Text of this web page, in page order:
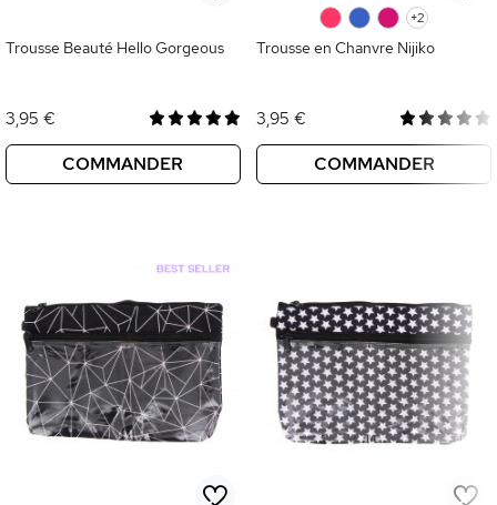
Trousse Beauté Hello Gorgeous
3,95 €
COMMANDER
+2
Trousse en Chanvre Nijiko
3,95 €
COMMANDER